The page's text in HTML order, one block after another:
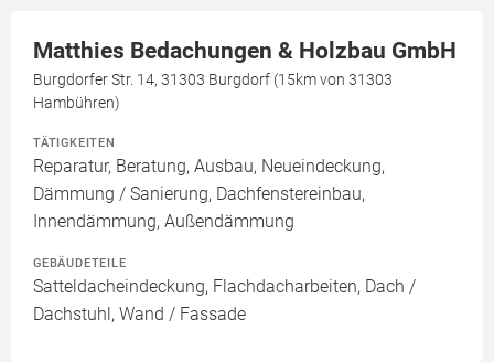
Matthies Bedachungen & Holzbau GmbH
Burgdorfer Str. 14, 31303 Burgdorf (15km von 31303
Hambühren)
TÄTIGKEITEN
Reparatur, Beratung, Ausbau, Neueindeckung,
Dämmung / Sanierung, Dachfenstereinbau,
Innendämmung, Außendämmung
GEBÄUDETEILE
Satteldacheindeckung, Flachdacharbeiten, Dach /
Dachstuhl, Wand / Fassade